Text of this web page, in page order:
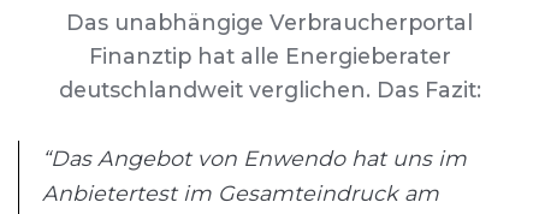
Das unabhängige Verbraucherportal
Finanztip hat alle Energieberater
deutschlandweit verglichen. Das Fazit:
“Das Angebot von Enwendo hat uns im
Anbietertest im Gesamteindruck am